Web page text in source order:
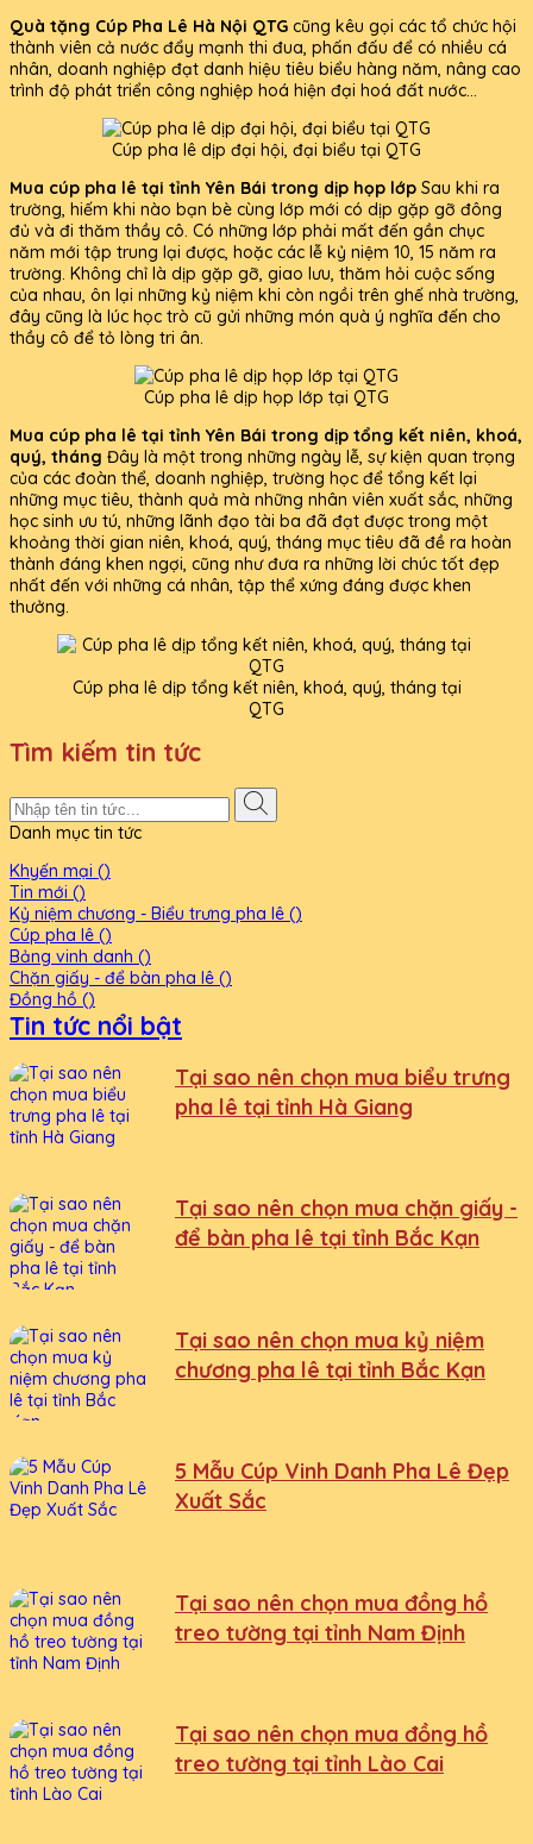
Quà tặng Cúp Pha Lê Hà Nội QTG cũng kêu gọi các tổ chức hội
thành viên cả nước đẩy mạnh thi đua, phấn đấu để có nhiều cá
nhân, doanh nghiệp đạt danh hiệu tiêu biểu hàng năm, nâng cao
trình độ phát triển công nghiệp hoá hiện đại hoá đất nước...
Cúp pha lê dịp đại hội, đại biểu tại QTG
Mua cúp pha lê tại tỉnh Yên Bái trong dịp họp lớp Sau khi ra
trường, hiếm khi nào bạn bè cùng lớp mới có dịp gặp gỡ đông
đủ và đi thăm thầy cô. Có những lớp phải mất đến gần chục
năm mới tập trung lại được, hoặc các lễ kỷ niệm 10, 15 năm ra
trường. Không chỉ là dịp gặp gỡ, giao lưu, thăm hỏi cuộc sống
của nhau, ôn lại những kỷ niệm khi còn ngồi trên ghế nhà trường,
đây cũng là lúc học trò cũ gửi những món quà ý nghĩa đến cho
thầy cô để tỏ lòng tri ân.
Cúp pha lê dịp họp lớp tại QTG
Mua cúp pha lê tại tỉnh Yên Bái trong dịp tổng kết niên, khoá,
quý, tháng Đây là một trong những ngày lễ, sự kiện quan trọng
của các đoàn thể, doanh nghiệp, trường học để tổng kết lại
những mục tiêu, thành quả mà những nhân viên xuất sắc, những
học sinh ưu tú, những lãnh đạo tài ba đã đạt được trong một
khoảng thời gian niên, khoá, quý, tháng mục tiêu đã đề ra hoàn
thành đáng khen ngợi, cũng như đưa ra những lời chúc tốt đẹp
nhất đến với những cá nhân, tập thể xứng đáng được khen
thưởng.
Cúp pha lê dịp tổng kết niên, khoá, quý, tháng tại
QTG
Tìm kiếm tin tức
Danh mục tin tức
Khyến mại ()
Tin mới ()
Kỷ niệm chương - Biểu trưng pha lê ()
Cúp pha lê ()
Bảng vinh danh ()
Chặn giấy - để bàn pha lê ()
Đồng hồ ()
Tin tức nổi bật
Tại sao nên chọn mua biểu trưng
pha lê tại tỉnh Hà Giang
Tại sao nên chọn mua chặn giấy -
để bàn pha lê tại tỉnh Bắc Kạn
Tại sao nên chọn mua kỷ niệm
chương pha lê tại tỉnh Bắc Kạn
5 Mẫu Cúp Vinh Danh Pha Lê Đẹp
Xuất Sắc
Tại sao nên chọn mua đồng hồ
treo tường tại tỉnh Nam Định
Tại sao nên chọn mua đồng hồ
treo tường tại tỉnh Lào Cai